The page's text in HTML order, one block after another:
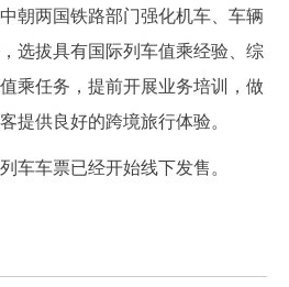
한국어 日本語
FRANÇAIS РУССКИЙ ЯЗЫК
朝两国铁路部门强化机车、车辆
选拔具有国际列车值乘经验、综
乘任务，提前开展业务培训，做
提供良好的跨境旅行体验。
车票已经开始线下发售。